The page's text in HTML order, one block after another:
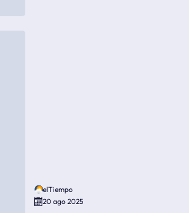
elTiempo
20 ago 2025